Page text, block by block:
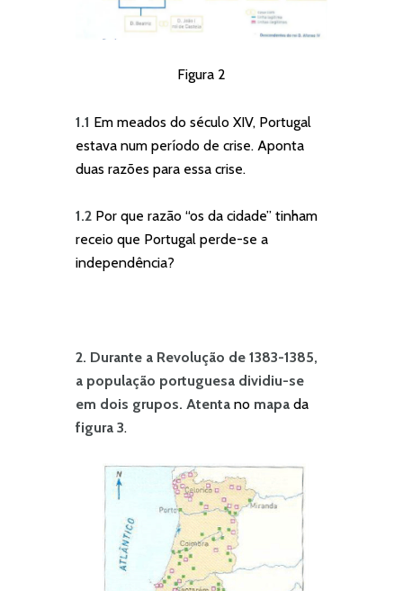
Figura 2
1.1 Em meados do século XIV, Portugal
estava num período de crise. Aponta
duas razões para essa crise.
1.2 Por que razão “os da cidade” tinham
receio que Portugal perde-se a
independência?
2. Durante a Revolução de 1383-1385,
a população portuguesa dividiu-se
em dois grupos. Atenta no mapa da
figura 3.